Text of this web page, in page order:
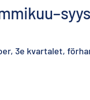
3e kvartalet,